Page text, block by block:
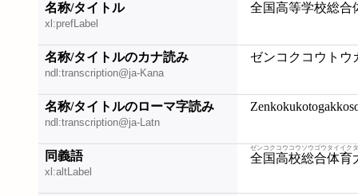
名称/タイトル
xl:prefLabel
全国高等学校総合
名称/タイトルのカナ読み
ndl:transcription@ja-Kana
ゼンコクコウトウ
名称/タイトルのローマ字読み
ndl:transcription@ja-Latn
同義語
xl:altLabel
全国高校総合体育
ゼンコクコウコウソウゴウタイイク